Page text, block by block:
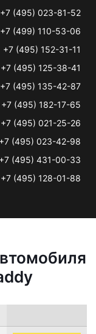
+7 (495) 023-81-52
+7 (499) 110-53-06
+7 (495) 152-31-11
+7 (495) 125-38-41
+7 (495) 135-42-87
+7 (495) 182-17-65
+7 (495) 021-25-26
+7 (495) 023-42-98
+7 (495) 431-00-33
+7 (495) 128-01-88